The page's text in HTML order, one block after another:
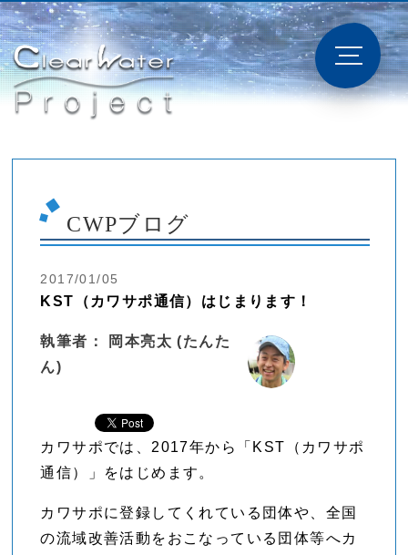
CWPブログ
2017/01/05
KST（カワサポ通信）はじまります！
執筆者： 岡本亮太 (たんた
ん)
カワサポでは、2017年から「KST（カワサポ
通信）」をはじめます。
カワサポに登録してくれている団体や、全国
の流域改善活動をおこなっている団体等へカ